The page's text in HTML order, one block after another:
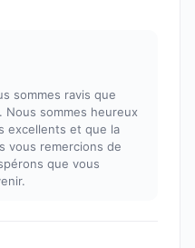
sommes ravis que
sommes heureux
excellents et que la
vous remercions de
que vous